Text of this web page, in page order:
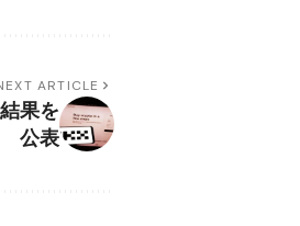
ARTICLE
果を
公表